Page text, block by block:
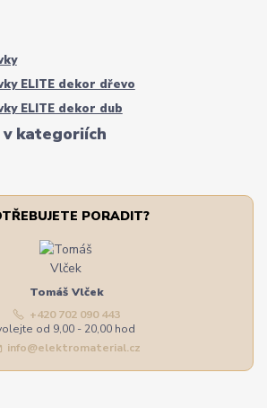
v kategoriích
ELITE dekor dřevo
ELITE dekor dub
PORADIT?
Tomáš Vlček
+420 702 090 443
od 9,00 - 20,00 hod
info@elektromaterial.cz